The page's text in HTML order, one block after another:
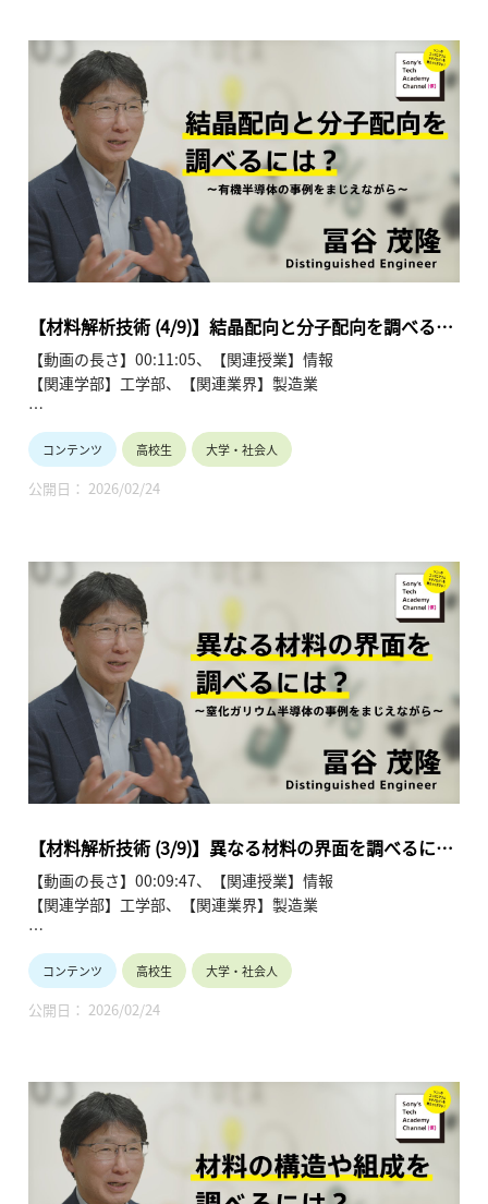
●材料解析技術を学ぶ~冨谷 茂隆 【Sony’s Tech Academy
Channel】
https://www.youtube.com/playlist?
list=PLT57hSt26YAzw8ABHzx4-RtBZIgz9cJZw
第1回「材料・デバイス開発における材料解析の役割」
第2回「材料の構造や組成を調べるには？」
第3回「異なる材料の界面を調べるには？」
第4回「結晶配向と分子配向を調べるには？」
第6回「材料・デバイスにおけるさまざまなインフォマティク
ス」
第7回「多変量解析の活用 (1)」
第8回「多変量解析の活用 (2)」
第9回「材料解析技術の今後」
【材料解析技術 (4/9)】結晶配向と分子配向を調べるに
は？（4/9）冨谷 茂隆
【動画の長さ】00:11:05、【関連授業】情報
【関連学部】工学部、【関連業界】製造業
Sony’s Tech Academy Channelでは、ソニーのエンジニアが、
私たちの生活の中で活用されているテクノロジーについて、基
礎から最新情報までわかりやすくお伝えします。
●材料解析技術を学ぶ~冨谷 茂隆 【Sony’s Tech Academy
Channel】
https://www.youtube.com/playlist?
list=PLT57hSt26YAzw8ABHzx4-RtBZIgz9cJZw
第1回「材料・デバイス開発における材料解析の役割」
第2回「材料の構造や組成を調べるには？」
第3回「異なる材料の界面を調べるには？」
第4回「結晶配向と分子配向を調べるには？」
第6回「材料・デバイスにおけるさまざまなインフォマティク
ス」
第7回「多変量解析の活用 (1)」
第8回「多変量解析の活用 (2)」
第9回「材料解析技術の今後」
コンテンツ 高校生 大学・社会人
公開日： 2026/02/24
【材料解析技術 (3/9)】異なる材料の界面を調べるに
は？（3/9）冨谷 茂隆
【動画の長さ】00:09:47、【関連授業】情報
【関連学部】工学部、【関連業界】製造業
Sony’s Tech Academy Channelでは、ソニーのエンジニアが、
私たちの生活の中で活用されているテクノロジーについて、基
礎から最新情報までわかりやすくお伝えします。
●材料解析技術を学ぶ~冨谷 茂隆 【Sony’s Tech Academy
Channel】
https://www.youtube.com/playlist?
list=PLT57hSt26YAzw8ABHzx4-RtBZIgz9cJZw
コンテンツ 高校生 大学・社会人
公開日： 2026/02/24